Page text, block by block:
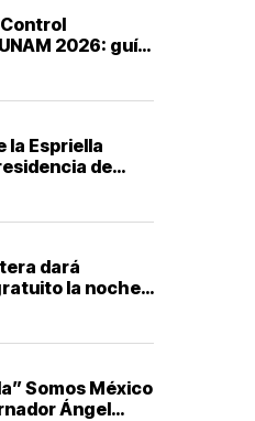
2026: guía
la Espriella
de
dará
la noche
Somos México
Ángel